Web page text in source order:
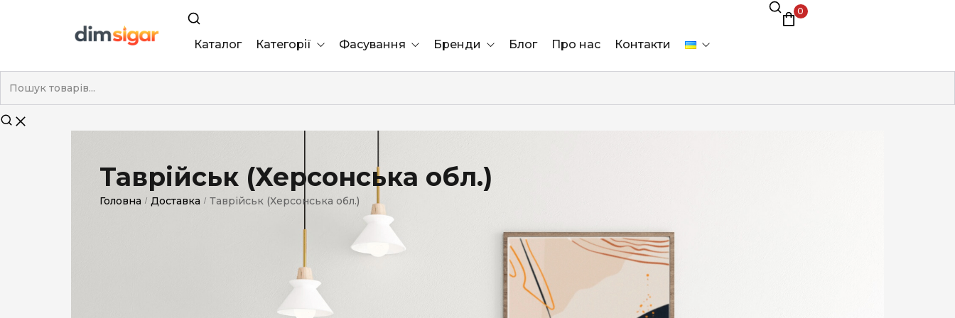
Каталог Категорії
Nano
Без фільтра
Смакові (капсула)
Фасування Бренди
Marshall
Блог Про нас Контакти
0
Таврійськ (Херсонська обл.)
Головна / Доставка / Таврійськ (Херсонська обл.)